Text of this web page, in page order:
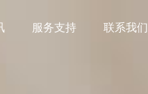
服务支持 联系我们